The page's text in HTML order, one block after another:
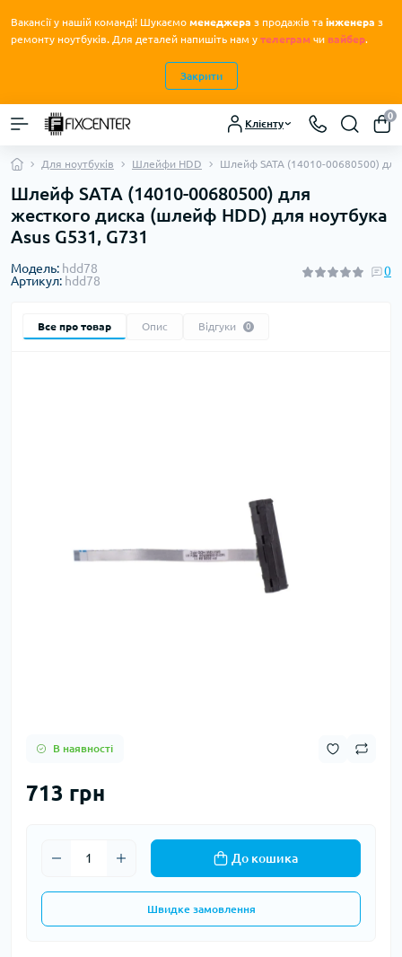
Вакансії у нашій команді! Шукаємо менеджера з продажів та інженера з
ремонту ноутбуків. Для деталей напишіть нам у телеграм чи вайбер.
Закрити
Клієнту
0
Для ноутбуків Шлейфи HDD Шлейф SATA (14010-00680500) для
Шлейф SATA (14010-00680500) для
жесткого диска (шлейф HDD) для ноутбука
Asus G531, G731
Модель: hdd78
Артикул: hdd78
0
Все про товар Опис Відгуки 0
В наявності
713 грн
До кошика
Швидке замовлення